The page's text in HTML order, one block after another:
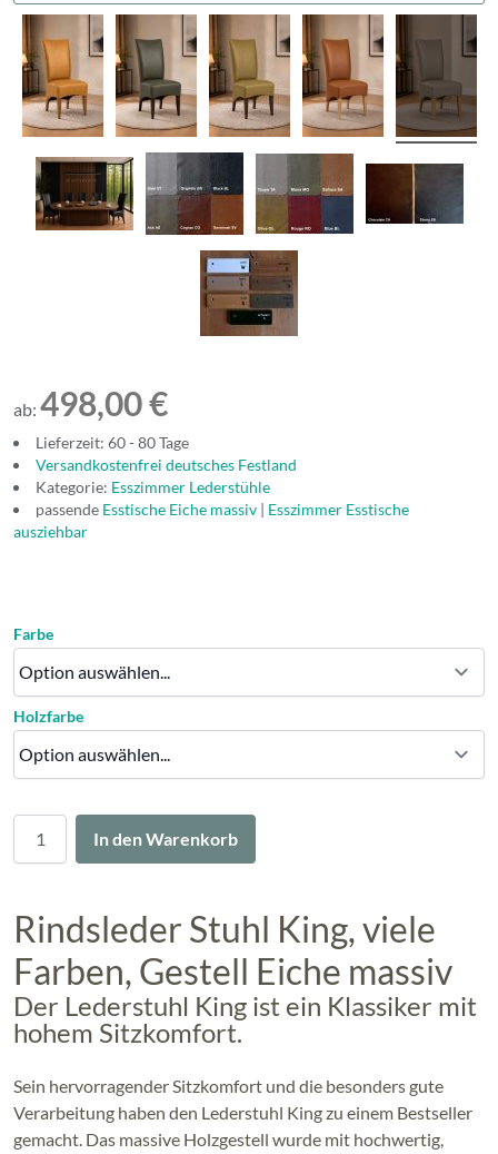
ab: 498,00 €
Lieferzeit: 60 - 80 Tage
Versandkostenfrei deutsches Festland
Kategorie: Esszimmer Lederstühle
passende Esstische Eiche massiv | Esszimmer Esstische
ausziehbar
In den Warenkorb
Farbe
Holzfarbe
Rindsleder Stuhl King, viele
Farben, Gestell Eiche massiv
Der Lederstuhl King ist ein Klassiker mit
hohem Sitzkomfort.
Sein hervorragender Sitzkomfort und die besonders gute
Verarbeitung haben den Lederstuhl King zu einem Bestseller
gemacht. Das massive Holzgestell wurde mit hochwertig,